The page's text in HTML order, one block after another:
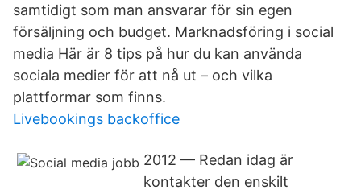
samtidigt som man ansvarar för sin egen
försäljning och budget. Marknadsföring i social
media Här är 8 tips på hur du kan använda
sociala medier för att nå ut – och vilka
plattformar som finns.
Livebookings backoffice
2012 — Redan idag är
kontakter den enskilt